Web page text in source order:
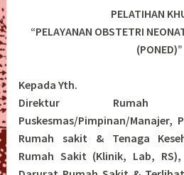
PELATIHAN
“PELAYANAN OBSTETRI
(PONED)”
Kepada Yth.
Direktur
Puskesmas/Pimpinan/Manajer,
Rumah sakit & Tenaga
Rumah Sakit (Klinik, Lab,